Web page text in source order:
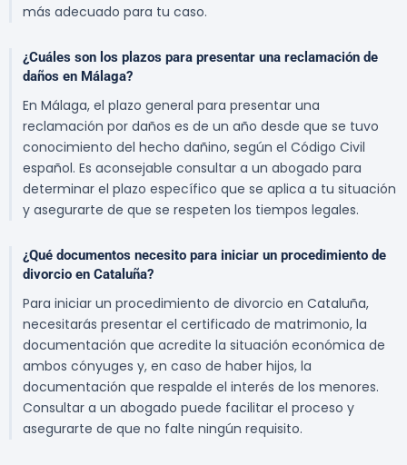
más adecuado para tu caso.
¿Cuáles son los plazos para presentar una reclamación de
daños en Málaga?
En Málaga, el plazo general para presentar una
reclamación por daños es de un año desde que se tuvo
conocimiento del hecho dañino, según el Código Civil
español. Es aconsejable consultar a un abogado para
determinar el plazo específico que se aplica a tu situación
y asegurarte de que se respeten los tiempos legales.
¿Qué documentos necesito para iniciar un procedimiento de
divorcio en Cataluña?
Para iniciar un procedimiento de divorcio en Cataluña,
necesitarás presentar el certificado de matrimonio, la
documentación que acredite la situación económica de
ambos cónyuges y, en caso de haber hijos, la
documentación que respalde el interés de los menores.
Consultar a un abogado puede facilitar el proceso y
asegurarte de que no falte ningún requisito.